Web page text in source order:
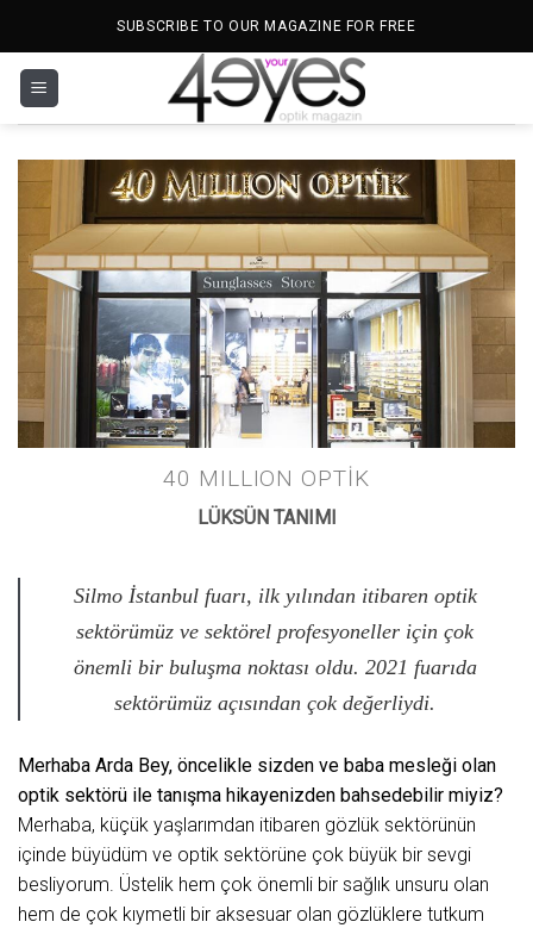
SUBSCRIBE TO OUR MAGAZINE FOR FREE
40 MILLION OPTIK
LÜKSÜN TANIMI
Silmo İstanbul fuarı, ilk yılından itibaren optik
sektörümüz ve sektörel profesyoneller için çok
önemli bir buluşma noktası oldu. 2021 fuarıda
sektörümüz açısından çok değerliydi.
Merhaba Arda Bey, öncelikle sizden ve baba mesleği olan
optik sektörü ile tanışma hikayenizden bahsedebilir miyiz?
Merhaba, küçük yaşlarımdan itibaren gözlük sektörünün
içinde büyüdüm ve optik sektörüne çok büyük bir sevgi
besliyorum. Üstelik hem çok önemli bir sağlık unsuru olan
hem de çok kıymetli bir aksesuar olan gözlüklere tutkum